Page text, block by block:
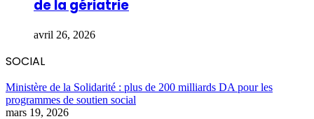
de la gériatrie
avril 26, 2026
SOCIAL
Ministère de la Solidarité : plus de 200 milliards DA pour les
programmes de soutien social
mars 19, 2026